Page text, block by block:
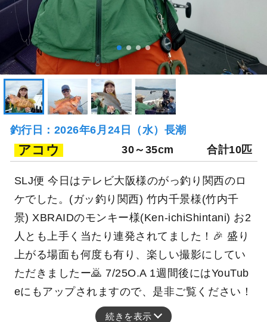
釣行日：2026年6月24日（水）長潮
アコウ 30～35cm 合計10匹
SLJ便 今日はテレビ大阪様のがっ釣り関西のロ
ケでした。(ガッ釣り関西) 竹内千景様(竹内千
景) XBRAIDのモンキー様(Ken-ichiShintani) お2
人とも上手く当たり連発されてました！🎉 盛り
上がる場面も何度も有り、楽しい撮影にしてい
ただきましたー🙇 7/25O.A 1週間後にはYouTub
eにもアップされますので、是非ご覧ください！
続きを表示